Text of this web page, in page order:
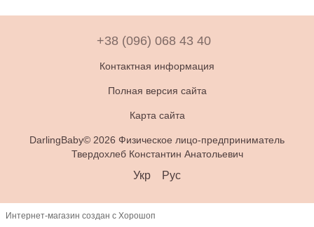
+38 (096) 068 43 40
Контактная информация
Полная версия сайта
Карта сайта
DarlingBaby© 2026 Физическое лицо-предприниматель
Твердохлеб Константин Анатольевич
Укр Рус
Интернет-магазин создан с Хорошоп